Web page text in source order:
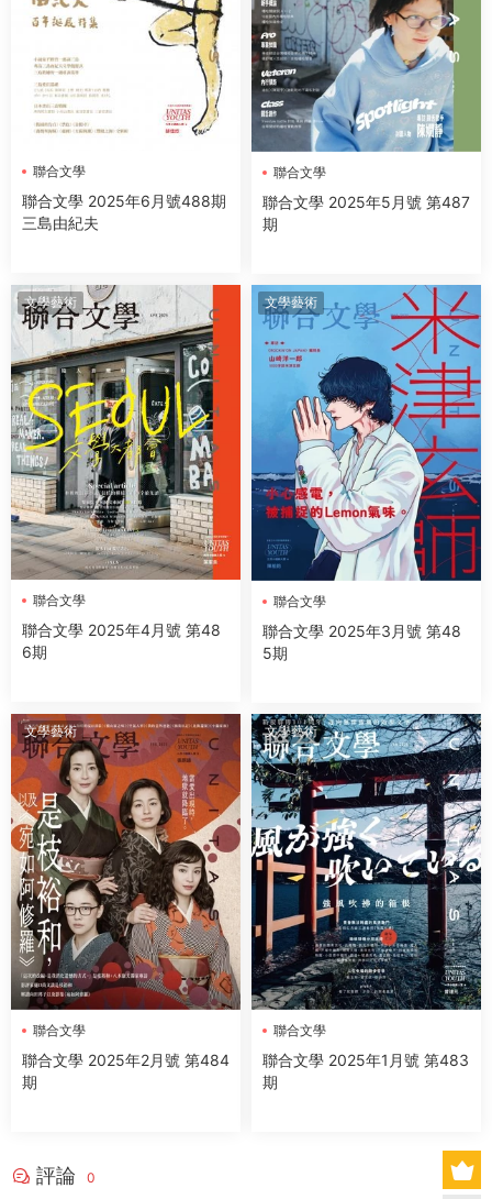
聯合文學
聯合文學 2025年6月號488期
三島由紀夫
聯合文學
聯合文學 2025年5月號 第487
期
文學藝術
聯合文學
聯合文學 2025年4月號 第48
6期
文學藝術
聯合文學
聯合文學 2025年3月號 第48
5期
文學藝術
聯合文學
聯合文學 2025年2月號 第484
期
文學藝術
聯合文學
聯合文學 2025年1月號 第483
期
評論 0